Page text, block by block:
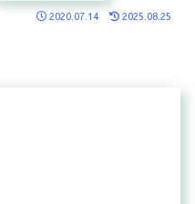
2020.07.14 2025.08.25